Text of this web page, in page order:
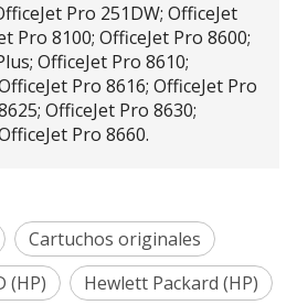
Pro 251DW; OfficeJet
Pro 8100; OfficeJet Pro 8600;
OfficeJet Pro 8610;
Pro 8616; OfficeJet Pro
OfficeJet Pro 8630;
Pro 8660.
Cartuchos originales
(HP)
Hewlett Packard (HP)